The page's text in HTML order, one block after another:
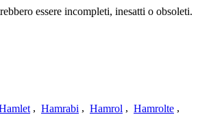
essere incompleti, inesatti o obsoleti.
, Hamrabi , Hamrol , Hamrolte ,